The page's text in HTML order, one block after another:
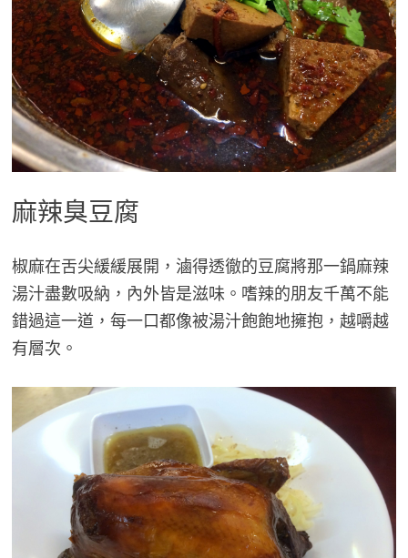
麻辣臭豆腐
椒麻在舌尖緩緩展開，滷得透徹的豆腐將那一鍋麻辣
湯汁盡數吸納，內外皆是滋味。嗜辣的朋友千萬不能
錯過這一道，每一口都像被湯汁飽飽地擁抱，越嚼越
有層次。